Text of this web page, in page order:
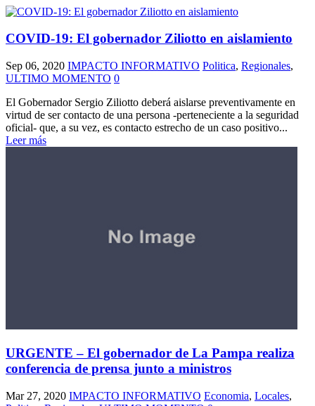
COVID-19: El gobernador Ziliotto en aislamiento
Sep 06, 2020 IMPACTO INFORMATIVO Politica, Regionales,
ULTIMO MOMENTO 0
El Gobernador Sergio Ziliotto deberá aislarse preventivamente en
virtud de ser contacto de una persona -perteneciente a la seguridad
oficial- que, a su vez, es contacto estrecho de un caso positivo...
Leer más
URGENTE – El gobernador de La Pampa realiza
conferencia de prensa junto a ministros
Mar 27, 2020 IMPACTO INFORMATIVO Economia, Locales,